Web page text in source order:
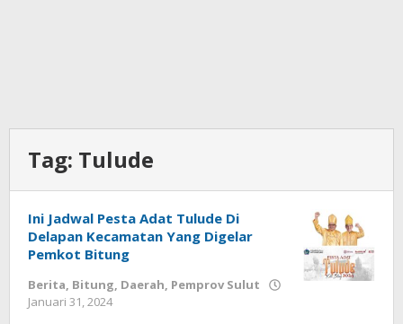
Tag: Tulude
Ini Jadwal Pesta Adat Tulude Di
Delapan Kecamatan Yang Digelar
Pemkot Bitung
Berita, Bitung, Daerah, Pemprov Sulut
Januari 31, 2024